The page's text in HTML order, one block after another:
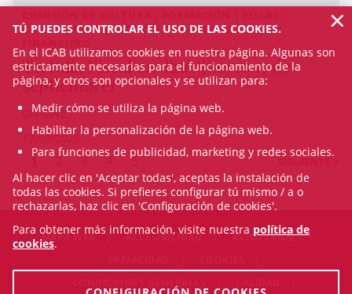
CONFERENCIA | SECCIÓN DE DERECHO FISCAL Y
Tertulia Fiscal on-line (jueves 17 de
septiembre)
ON-LINE
17/09/2026
1 2 3 4 5
MAPA WEB ACCESIBILIDAD
AVISO LEGAL
TÚ PUEDES CONTROLAR EL USO DE LAS COOKIES.
En el ICAB utilizamos cookies en nuestra página. Algunas son
estrictamente necesarias para el funcionamiento de la
página, y otros son opcionales y se utilizan para:
Medir cómo se utiliza la página web.
Habilitar la personalización de la página web.
Para funciones de publicidad, marketing y redes sociales.
Al hacer clic en 'Aceptar todas', aceptas la instalación de
todas las cookies. Si prefieres configurar tú mismo / a o
rechazarlas, haz clic en 'Configuración de cookies'.
Para obtener más información, visite nuestra política de
cookies.
×